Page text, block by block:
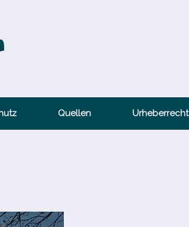
Quellen Urheberrecht